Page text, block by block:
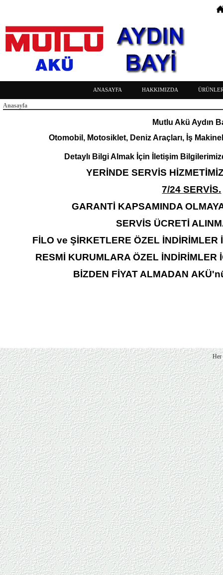
ANASAYFA HAKKIMIZDA
Anasayfa
Mutlu Akü Aydın
Otomobil, Motosiklet, Deniz Araçları, İş
Detaylı Bilgi Almak İçin İletişim
YERİNDE SERVİS
7/24 SERVİS.
GARANTİ KAPSAMINDA
SERVİS ÜCRETİ
FİLO ve ŞİRKETLERE ÖZEL İNDİRİMLER
RESMİ KURUMLARA ÖZEL İNDİRİMLER
BİZDEN FİYAT ALMADAN
Her